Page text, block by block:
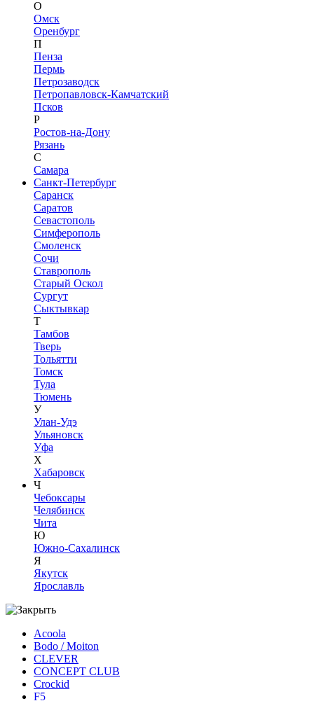
О
Омск
Оренбург
П
Пенза
Пермь
Петрозаводск
Петропавловск-Камчатский
Псков
Р
Ростов-на-Дону
Рязань
С
Самара
Санкт-Петербург
Саранск
Саратов
Севастополь
Симферополь
Смоленск
Сочи
Ставрополь
Старый Оскол
Сургут
Сыктывкар
Т
Тамбов
Тверь
Тольятти
Томск
Тула
Тюмень
У
Улан-Удэ
Ульяновск
Уфа
Х
Хабаровск
Ч
Чебоксары
Челябинск
Чита
Ю
Южно-Сахалинск
Я
Якутск
Ярославль
Acoola
Bodo / Moiton
CLEVER
CONCEPT CLUB
Crockid
F5